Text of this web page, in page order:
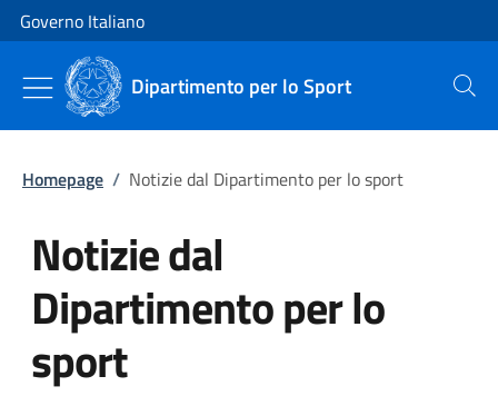
Vai al contenuto
Vai alla navigazione del sito
Governo Italiano
Dipartimento per lo Sport Cerca
Homepage / Notizie dal Dipartimento per lo sport
Notizie dal
Dipartimento per lo
sport